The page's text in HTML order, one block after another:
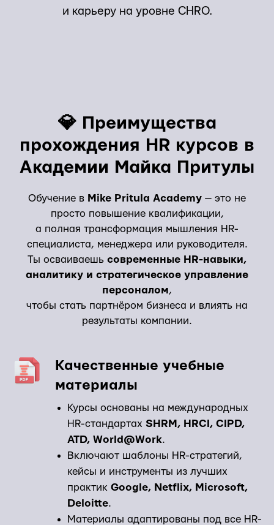
и карьеру на уровне CHRO.
💎 Преимущества
прохождения HR курсов в
Академии Майка Притулы
Обучение в Mike Pritula Academy — это не
просто повышение квалификации,
а полная трансформация мышления HR-
специалиста, менеджера или руководителя.
Ты осваиваешь современные HR-навыки,
аналитику и стратегическое управление
персоналом,
чтобы стать партнёром бизнеса и влиять на
результаты компании.
Качественные учебные
материалы
Курсы основаны на международных
HR-стандартах SHRM, HRCI, CIPD,
ATD, World@Work.
Включают шаблоны HR-стратегий,
кейсы и инструменты из лучших
практик Google, Netflix, Microsoft,
Deloitte.
Материалы адаптированы под все HR-